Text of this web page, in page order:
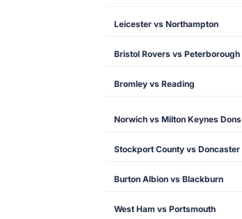
Leicester vs Northampton
Bristol Rovers vs Peterborough
Bromley vs Reading
Norwich vs Milton Keynes Dons
Stockport County vs Doncaster
Burton Albion vs Blackburn
West Ham vs Portsmouth